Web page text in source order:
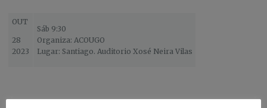
OUT
28
2023
Sáb 9:30
Organiza: ACOUGO
Lugar: Santiago. Auditorio Xosé Neira Vilas